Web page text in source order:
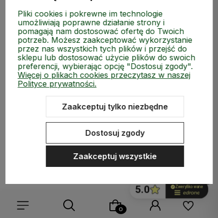
Zapisz się do naszego Newslettera i zgarnij kod
polityce prywatności
Pliki cookies i pokrewne im technologie
umożliwiają poprawne działanie strony i
pomagają nam dostosować ofertę do Twoich
potrzeb. Możesz zaakceptować wykorzystanie
przez nas wszystkich tych plików i przejść do
sklepu lub dostosować użycie plików do swoich
preferencji, wybierając opcję "Dostosuj zgody".
Więcej o plikach cookies przeczytasz w naszej
Polityce prywatności.
Zaakceptuj tylko niezbędne
Dostosuj zgody
Zaakceptuj wszystkie